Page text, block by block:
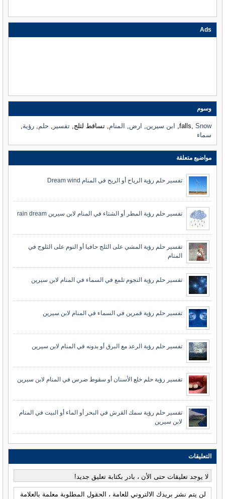
Ads
وسوم
falls, Snow ابن سيرين ارض المنام , تساقط لثلج,تفسير حلم ,رؤية
سماء
مواضيع متعلقة
تفسير حلم رؤية الرياح أو الريح في المنام Dream wind
تفسير حلم رؤية المطر أو الشتاء في المنام لابن سيرين rain dream
تفسير حلم رؤية المشي على الثلج حافيا أو النوم على الثلوج في
المنام
تفسير حلم رؤية النجوم تلمع في السماء في المنام لابن سيرين
تفسير حلم رؤية قمرين في السماء في المنام لابن سيرين
تفسير حلم رؤية الرعد مع البرق أو بدونه في المنام لابن سيرين
تفسير رؤية حلم خلع الأسنان أو سقوط ضرس في المنام لابن سيرين
تفسير حلم رؤية سمك القرش في البحر أو الماء أو البيت في المنام
لابن سيرين
التعليقات
لا يوجد تعليقات حتى الأن ، بادر بكتابة تعليق جديد!
لن يتم نشر بريدك الالتروني للعامة ، الحقول المطلوبة معلمة بالعلامة